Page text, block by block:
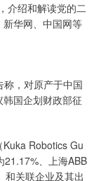
介绍和解读党的二
华网、中国网等
，对原产于中国
国企划财政部征
Robotics Gu
、上海ABB
和关联企业及其出